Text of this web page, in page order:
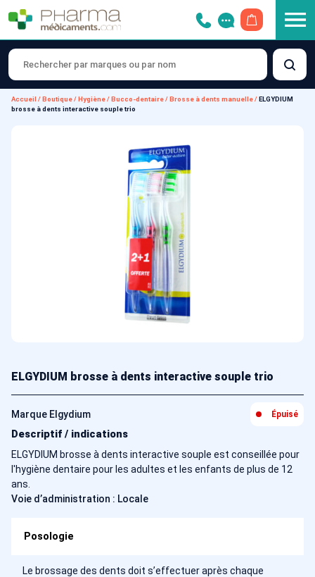
Accueil / Boutique/ Hygiène/ Bucco-dentaire/ Brosse à dents manuelle/ ELGYDIUM
brosse à dents interactive souple trio
ELGYDIUM brosse à dents interactive souple trio
Marque Elgydium Épuisé
Descriptif / indications
ELGYDIUM brosse à dents interactive souple est conseillée pour
l'hygiène dentaire pour les adultes et les enfants de plus de 12
ans.
Voie d’administration : Locale
Posologie
Le brossage des dents doit s’effectuer après chaque